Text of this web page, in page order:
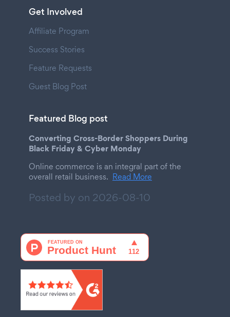
Get Involved
Affiliate Program
Success Stories
Feature Requests
Guest Blog Post
Featured Blog post
Converting Cross-Border Shoppers During
Black Friday & Cyber Monday
Online commerce is an integral part of the
overall retail business. Read More
Posted by on 2026-08-10